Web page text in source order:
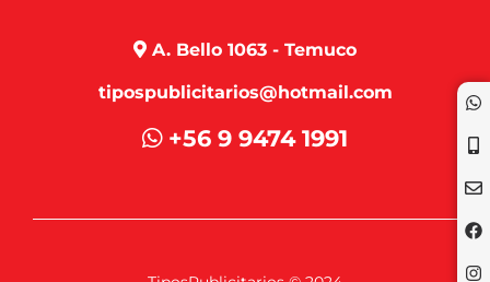
A. Bello 1063 - Temuco
tipospublicitarios@hotmail.com
+56 9 9474 1991